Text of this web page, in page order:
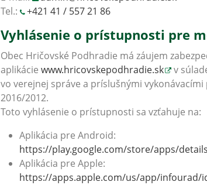
Tel.:
+421 41 / 557 21 86
Vyhlásenie o prístupnosti pre
Obec Hričovské Podhradie má záujem
aplikácie www.hricovskepodhradie.sk
v
vo verejnej správe a príslušnými
2016/2012.
Toto vyhlásenie o prístupnosti sa vzťahuje na:
Aplikácia pre Android:
https://play.google.com/store/apps/
Aplikácia pre Apple:
https://apps.apple.com/us/app/infourad/